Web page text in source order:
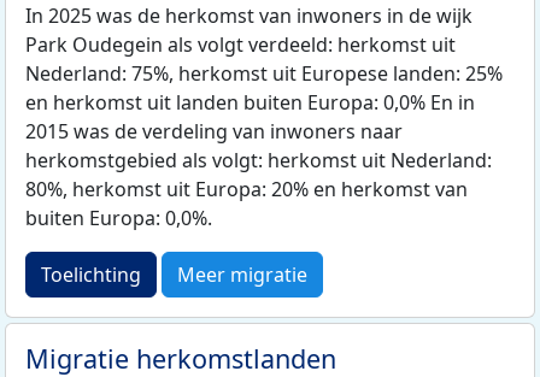
In 2025 was de herkomst van inwoners in de wijk
Park Oudegein als volgt verdeeld: herkomst uit
Nederland: 75%, herkomst uit Europese landen: 25%
en herkomst uit landen buiten Europa: 0,0% En in
2015 was de verdeling van inwoners naar
herkomstgebied als volgt: herkomst uit Nederland:
80%, herkomst uit Europa: 20% en herkomst van
buiten Europa: 0,0%.
Toelichting Meer migratie
Migratie herkomstlanden